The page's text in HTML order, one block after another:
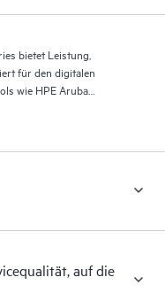
bietet Leistung,
für den digitalen
wie HPE Aruba
Networking Central.
auf die